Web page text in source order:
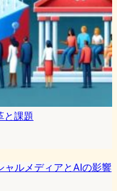
と課題
ャルメディアとAIの影響